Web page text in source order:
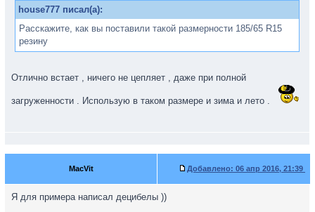
house777 писал(а):
Расскажите, как вы поставили такой размерности 185/65 R15
резину
Отлично встает , ничего не цепляет , даже при полной
загруженности . Использую в таком размере и зима и лето .
MacVit Добавлено: 06 апр 2016, 21:39
Я для примера написал децибелы ))